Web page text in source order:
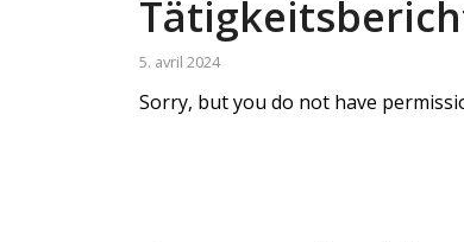
5. avril 2024
Sorry, but you do not have